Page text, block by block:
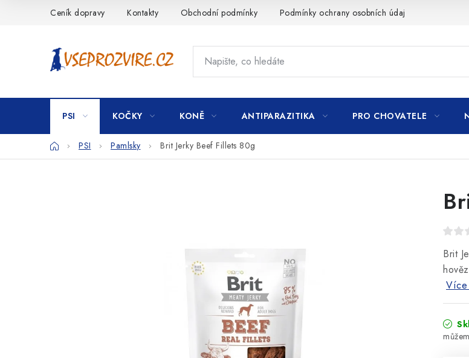
Ceník dopravy Kontakty Obchodní podmínky Podmínky ochrany osobních údajů
PSI KOČKY KONĚ ANTIPARAZITIKA PRO CHOVATELE
DomůPSI Pamlsky Brit Jerky Beef Fillets 80g
Brit
Více